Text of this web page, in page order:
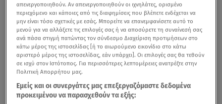
απενεργοποιηθούν. Αν απενεργοποιηθούν οι ιχνηλάτες, ορισμένο
περιεχόμενο και κάποιες από τις διαφημίσεις που βλέπετε ενδέχεται να
μην είναι τόσο σχετικές με εσάς. Μπορείτε να επανεμφανίσετε αυτό το
μενού για να αλλάξετε τις επιλογές σας ή να αποσύρετε τη συναίνεσή σας
ανά πάσα στιγμή πατώντας τον σύνδεσμο Διαχείριση προτιμήσεων στο
κάτω μέρος της ιστοσελίδας [ή το αιωρούμενο εικονίδιο στο κάτω
αριστερό μέρος της ιστοσελίδας, εάν υπάρχει]. Οι επιλογές σας θα τεθούν
σε ισχύ στον Ιστότοπος. Για περισσότερες λεπτομέρειες ανατρέξτε στην
Πολιτική Απορρήτου μας.
Εμείς και οι συνεργάτες μας επεξεργαζόμαστε δεδομένα
προκειμένου να παρασχεθούν τα εξής: